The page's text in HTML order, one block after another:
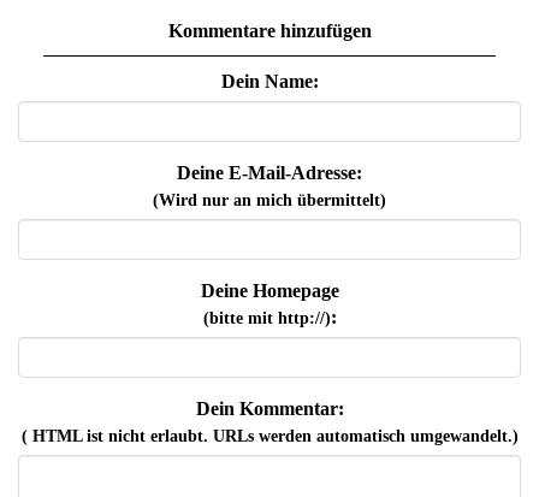
Kommentare hinzufügen
Dein Name:
Deine E-Mail-Adresse:
(Wird nur an mich übermittelt)
Deine Homepage
(bitte mit http://):
Dein Kommentar:
( HTML ist nichterlaubt. URLs werden automatisch umgewandelt.)